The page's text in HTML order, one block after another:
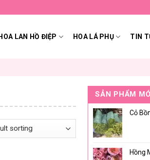
HOA LAN HỒ ĐIỆP HOA LÁ PHỤ TIN
SẢN PHẨM
Cỏ
Hồng